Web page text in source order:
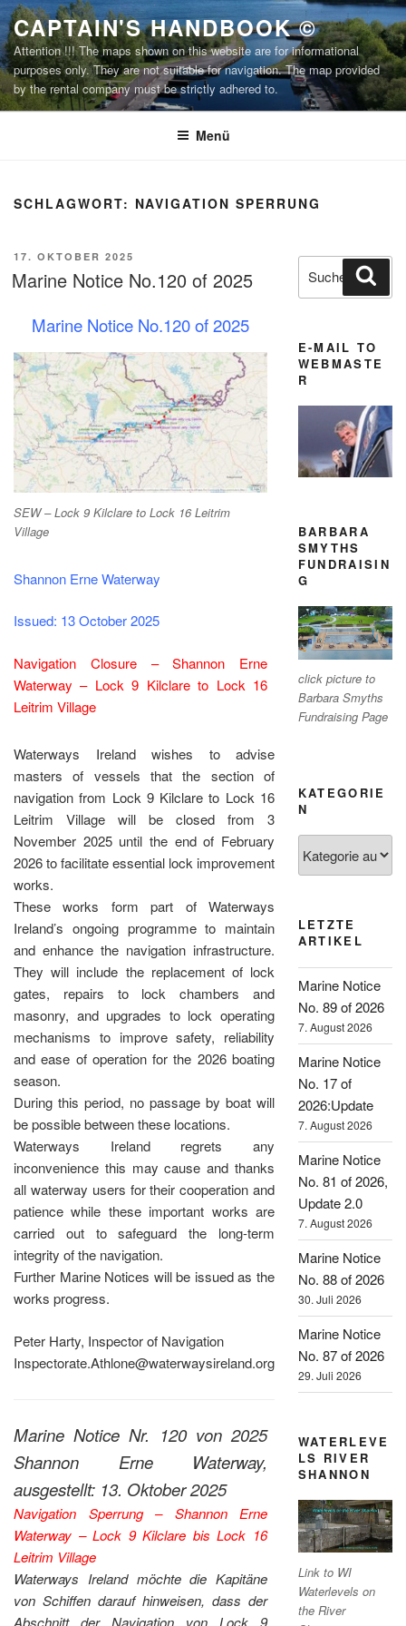
Zum
Inhalt
springen
CAPTAIN'S HANDBOOK ©
Attention !!! The maps shown on this website are for informational
purposes only. They are not suitable for navigation. The map provided
by the rental company must be strictly adhered to.
Menü
SCHLAGWORT: NAVIGATION SPERRUNG
VERÖFFENTLICHT
AM
17. OKTOBER 2025
Marine Notice No.120 of 2025
SEW – Lock 9 Kilclare to Lock 16 Leitrim
Village
Marine Notice No.120 of 2025
Shannon Erne Waterway
Issued: 13 October 2025
Navigation Closure – Shannon Erne
Waterway – Lock 9 Kilclare to Lock 16
Leitrim Village
Waterways Ireland wishes to advise
masters of vessels that the section of
navigation from Lock 9 Kilclare to Lock 16
Leitrim Village will be closed from 3
November 2025 until the end of February
2026 to facilitate essential lock improvement
works.
These works form part of Waterways
Ireland’s ongoing programme to maintain
and enhance the navigation infrastructure.
They will include the replacement of lock
gates, repairs to lock chambers and
masonry, and upgrades to lock operating
mechanisms to improve safety, reliability
and ease of operation for the 2026 boating
season.
During this period, no passage by boat will
be possible between these locations.
Waterways Ireland regrets any
inconvenience this may cause and thanks
all waterway users for their cooperation and
patience while these important works are
carried out to safeguard the long-term
integrity of the navigation.
Further Marine Notices will be issued as the
works progress.
Peter Harty, Inspector of Navigation
Inspectorate.Athlone@waterwaysireland.org
Marine Notice Nr. 120 von 2025
Shannon Erne Waterway,
ausgestellt: 13. Oktober 2025
Navigation Sperrung – Shannon Erne
Waterway – Lock 9 Kilclare bis Lock 16
Leitrim Village
Waterways Ireland möchte die Kapitäne
von Schiffen darauf hinweisen, dass der
Abschnitt der Navigation von Lock 9
Suchen
nach:
E-MAIL TO
WEBMASTE
R
BARBARA
SMYTHS
FUNDRAISIN
G
click picture to
Barbara Smyths
Fundraising Page
KATEGORIE
N
LETZTE
ARTIKEL
Marine Notice
No. 89 of 2026
7. August 2026
Marine Notice
No. 17 of
2026:Update
7. August 2026
Marine Notice
No. 81 of 2026,
Update 2.0
7. August 2026
Marine Notice
No. 88 of 2026
30. Juli 2026
Marine Notice
No. 87 of 2026
29. Juli 2026
WATERLEVE
LS RIVER
SHANNON
Link to WI
Waterlevels on
the River